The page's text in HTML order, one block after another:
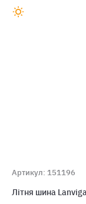
Артикул: 151196
Лiтня шина